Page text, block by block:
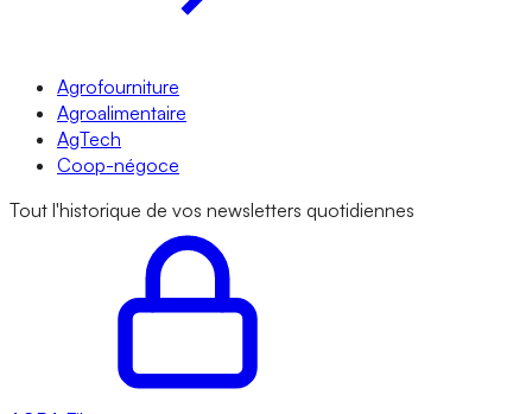
Agrofourniture
Agroalimentaire
AgTech
Coop-négoce
Tout l'historique de vos newsletters quotidiennes